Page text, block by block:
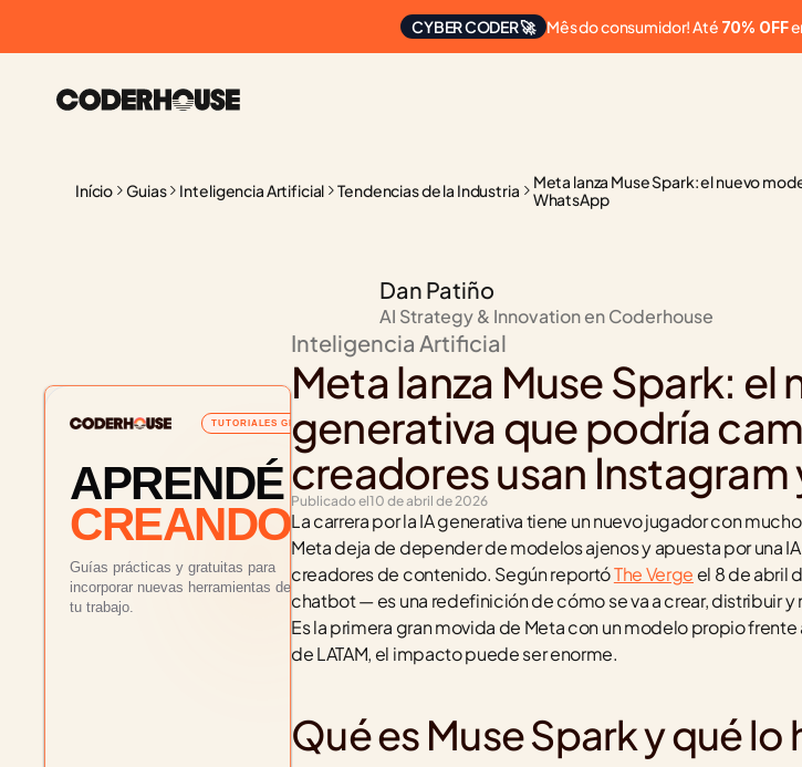
CYBER CODER 🚀 Mês do consumidor! Até 70% OFF
Início Guias Inteligencia Artificial Tendencias de la Industria
Meta lanza Muse Spark: el nuevo
WhatsApp
TUTORIALES GRATUITOS
APRENDÉ
CREANDO
Guías prácticas y gratuitas para
incorporar nuevas herramientas de IA a
tu trabajo.
Dan Patiño
AI Strategy & Innovation en Coderhouse
Inteligencia Artificial
Meta lanza Muse Spark:
generativa que podría
creadores usan
Publicado el10 de abril de 2026
La carrera por la IA generativa tiene un nuevo jugador con
Meta deja de depender de modelos ajenos y apuesta por una
creadores de contenido. Según reportó The Verge el 8 de abril
chatbot — es una redefinición de cómo se va a crear, distribuir
Es la primera gran movida de Meta con un modelo propio
de LATAM, el impacto puede ser enorme.
Qué es Muse Spark y qué